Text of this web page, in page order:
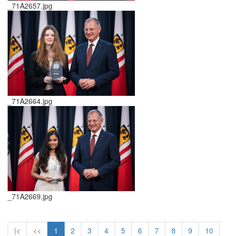
_71A2657.jpg
_71A2664.jpg
_71A2669.jpg
|< << 1 2 3 4 5 6 7 8 9
10